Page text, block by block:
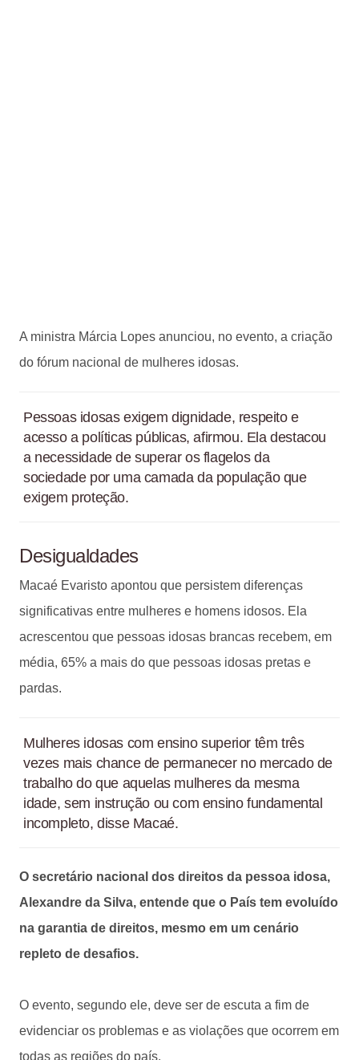
A ministra Márcia Lopes anunciou, no evento, a criação
do fórum nacional de mulheres idosas.
Pessoas idosas exigem dignidade, respeito e
acesso a políticas públicas, afirmou. Ela destacou
a necessidade de superar os flagelos da
sociedade por uma camada da população que
exigem proteção.
Desigualdades
Macaé Evaristo apontou que persistem diferenças
significativas entre mulheres e homens idosos. Ela
acrescentou que pessoas idosas brancas recebem, em
média, 65% a mais do que pessoas idosas pretas e
pardas.
Mulheres idosas com ensino superior têm três
vezes mais chance de permanecer no mercado de
trabalho do que aquelas mulheres da mesma
idade, sem instrução ou com ensino fundamental
incompleto, disse Macaé.
O secretário nacional dos direitos da pessoa idosa,
Alexandre da Silva, entende que o País tem evoluído
na garantia de direitos, mesmo em um cenário
repleto de desafios.
O evento, segundo ele, deve ser de escuta a fim de
evidenciar os problemas e as violações que ocorrem em
todas as regiões do país.